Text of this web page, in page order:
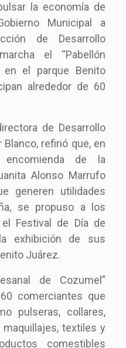
la economía de
Municipal a
de Desarrollo
el “Pabellón
en el parque Benito
alrededor de 60
de Desarrollo
Blanco, refirió que, en
de la
Alonso Marrufo
generen utilidades
se propuso a los
Festival de Día de
exhibición de sus
Juárez.
de Cozumel”
comerciantes que
pulseras, collares,
maquillajes, textiles y
comestibles